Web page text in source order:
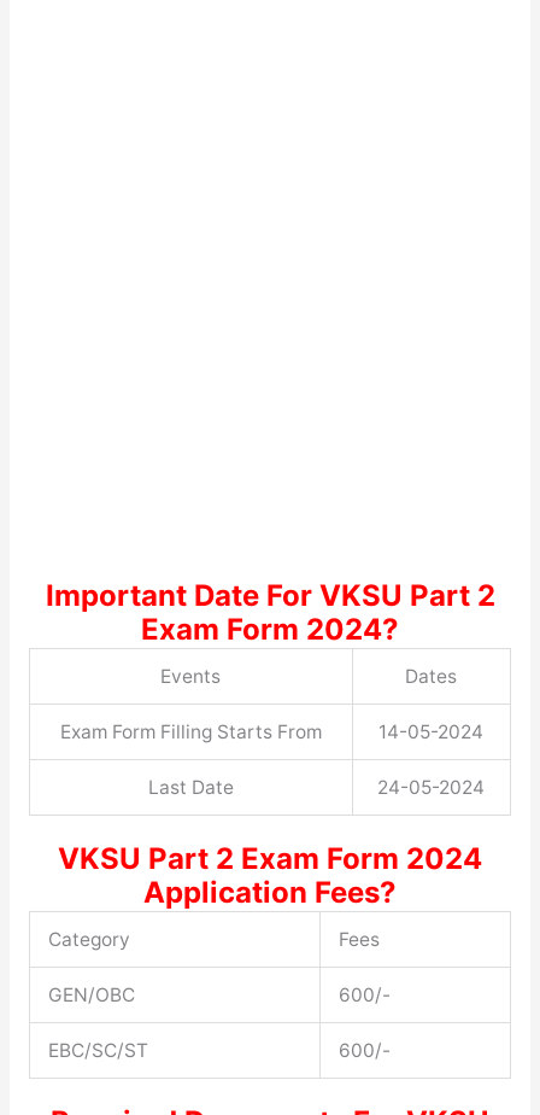
Important Date For VKSU Part 2
Exam Form 2024?
Events Dates
Exam Form Filling Starts From 14-05-2024
Last Date 24-05-2024
VKSU Part 2 Exam Form 2024
Application Fees?
Category Fees
GEN/OBC 600/-
EBC/SC/ST 600/-